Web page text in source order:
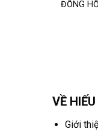
ĐỒNG
VỀ
Giới